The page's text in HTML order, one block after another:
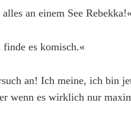
an einem See Rebekka!«
es komisch.«
an! Ich meine, ich bin
wenn es wirklich nur